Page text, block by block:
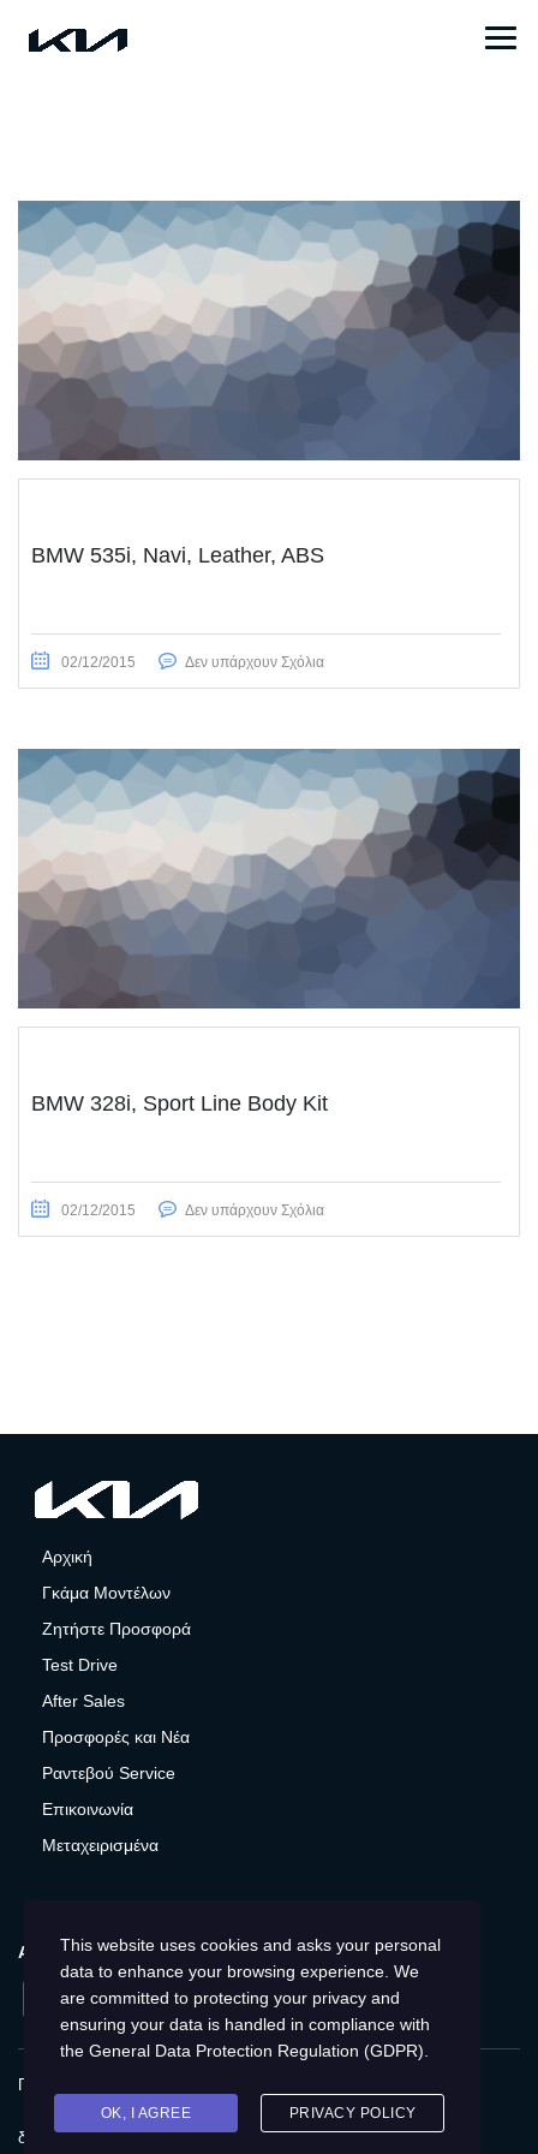
BMW 535i, Navi, Leather, ABS
02/12/2015 Δεν υπάρχουν Σχόλια
BMW 328i, Sport Line Body Kit
02/12/2015 Δεν υπάρχουν Σχόλια
Αρχική
Γκάμα Μοντέλων
Ζητήστε Προσφορά
Test Drive
After Sales
Προσφορές και Νέα
Ραντεβού Service
Επικοινωνία
Μεταχειρισμένα
ΑΚΟΛΟΥΘΉΣΤΕ ΜΑΣ
Facebook
Instagram
LinkedIn
Twitter
YouTube
Πολιτική Απορρήτου
Cookies
Δικαιώματα του Υποκειμένου των
δεδομένων
Προσβασιμότητα
This website uses cookies and asks your personal
data to enhance your browsing experience. We
are committed to protecting your privacy and
ensuring your data is handled in compliance with
the General Data Protection Regulation (GDPR)
OK, I AGREE PRIVACY POLICY